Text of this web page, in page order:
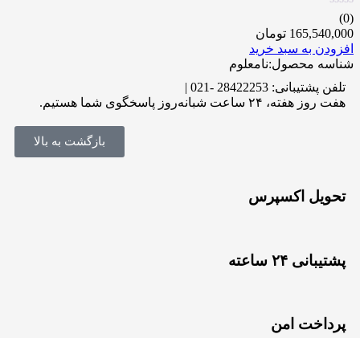
(0)
165,540,000 تومان
افزودن به سبد خرید
شناسه محصول:نامعلوم
تلفن پشتیبانی: 28422253 -021 |
هفت روز هفته، ۲۴ ساعت شبانه‌روز پاسخگوی شما هستیم.
بازگشت به بالا
تحویل اکسپرس
پشتیبانی ۲۴ ساعته
پرداخت امن